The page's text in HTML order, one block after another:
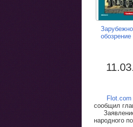
Flot.com
сообщил
народного